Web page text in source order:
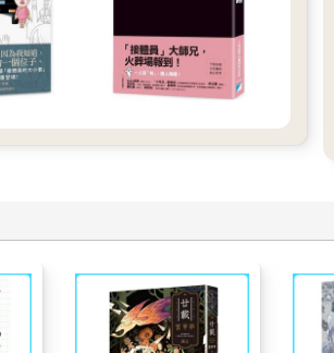
的最古老說法之一來自宗教。基督教作家陸
寫過一本書《別讓憂慮困住你》（Anxious
和缺乏信仰畫上等號。陸可鐸和許多基督
你不夠信任上帝的計畫。在上帝眼中，焦慮
到救贖。只要相信上帝會看顧一切，焦慮就
，有上帝掌管一切，沒有什麼好焦慮的。
多噶派認為，焦慮本質上是一種判斷上的
所以焦慮，並不是因為你是罪人，而是因
只要導正歪斜的想法，人就會好受一些。
談到，古希臘羅馬時代的斯多噶派認為，人
控制感受。奴隸出身的哲學家愛比克泰德就
操之在己」，不像名聲與財富，大多不受我